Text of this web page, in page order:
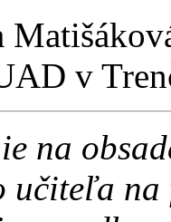
v
na
učiteľa